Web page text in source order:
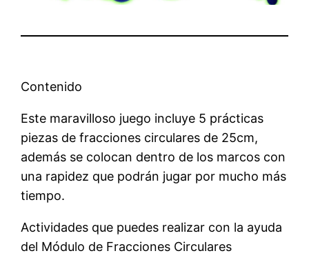
Contenido
Este maravilloso juego incluye 5 prácticas
piezas de fracciones circulares de 25cm,
además se colocan dentro de los marcos con
una rapidez que podrán jugar por mucho más
tiempo.
Actividades que puedes realizar con la ayuda
del Módulo de Fracciones Circulares